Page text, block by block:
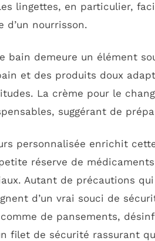
lingettes, en particulier,
d’un nourrisson.
bain demeure un élément
et des produits doux
La crème pour le
suggérant de
personnalisée enrichit
réserve de
Autant de précautions
d’un vrai souci de
de pansements,
filet de sécurité rassurant